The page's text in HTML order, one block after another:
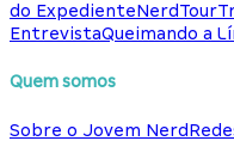
do ExpedienteNerdTour
EntrevistaQueimando a
Quem somos
Sobre o Jovem Nerd